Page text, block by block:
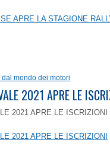
APRE LA STAGIONE
dal mondo dei motori
2021 APRE LE
2021 APRE LE ISCRIZIONI
2021 APRE LE ISCRIZIONI